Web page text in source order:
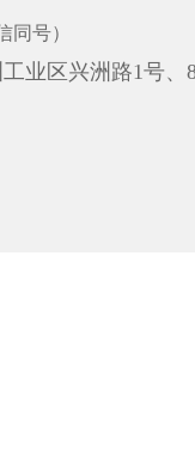
同号）
业区兴洲路1号、